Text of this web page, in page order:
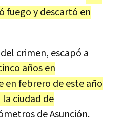
fuego y descartó en
crimen, escapó a
años en
en febrero de este año
ciudad de
de Asunción.